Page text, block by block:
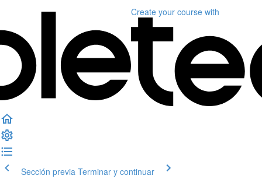
Create your course with
Sección previa Terminar y continuar